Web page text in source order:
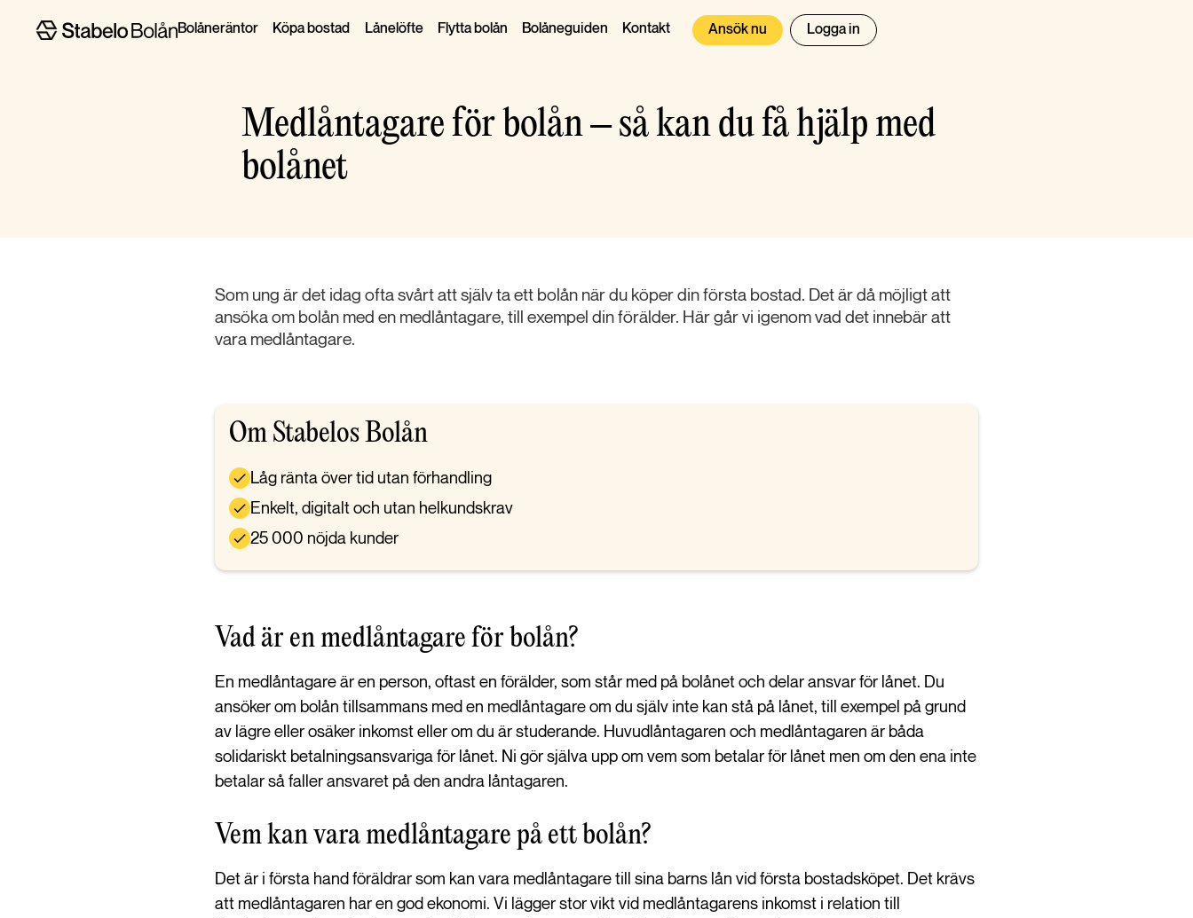
Bolåneräntor Köpa bostad Lånelöfte Flytta bolån Bolåneguiden Kontakt Ansök nu Logga in
Medlåntagare för bolån – så kan du få hjälp med
bolånet
Som ung är det idag ofta svårt att själv ta ett bolån när du köper din första bostad. Det är då möjligt att
ansöka om bolån med en medlåntagare, till exempel din förälder. Här går vi igenom vad det innebär att
vara medlåntagare.
Om Stabelos Bolån
Låg ränta över tid utan förhandling
Enkelt, digitalt och utan helkundskrav
25 000 nöjda kunder
Vad är en medlåntagare för bolån?
En medlåntagare är en person, oftast en förälder, som står med på bolånet och delar ansvar för lånet. Du
ansöker om bolån tillsammans med en medlåntagare om du själv inte kan stå på lånet, till exempel på grund
av lägre eller osäker inkomst eller om du är studerande. Huvudlåntagaren och medlåntagaren är båda
solidariskt betalningsansvariga för lånet. Ni gör själva upp om vem som betalar för lånet men om den ena inte
betalar så faller ansvaret på den andra låntagaren.
Vem kan vara medlåntagare på ett bolån?
Det är i första hand föräldrar som kan vara medlåntagare till sina barns lån vid första bostadsköpet. Det krävs
att medlåntagaren har en god ekonomi. Vi lägger stor vikt vid medlåntagarens inkomst i relation till